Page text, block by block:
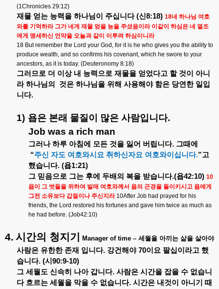
(1Chronicles 29:12)
재물 얻는 능력을 하나님이 주십니다(신8:18) 18네 하나님 여호
와를 기억하라 그가 네게 재물 얻을 능을 주셨음이라 이같이 하심은 네
열조
에게 맹세하신 언약을 오늘과 같이 이루려 하심이니라
18 But remember the Lord your God, for it is he who gives you the ability to
produce wealth, and so confirms his covenant, which he swore to your
ancestors, as it is today. (Deuteronomy 8:18)
그러므로 더 이상 내 능력으로 재물을 얻었다고 할 것이
아니
라 하나님의 것은 하나님을 위해 사용해야 함은 당연한 일입
니다.
1) 욥은 본래 물질이 많은 사람입니다.
Job was a rich man
그러나 하루 아침에 모든 것을 잃어 버립니다. 그때에
“주신 자도 여호와시요 취하신자요 여호와이십니다.”고
했습니다. (욥1:21)
그 믿음으로 그는 후에 두배의 복을 받습니다.(욥42:10) 10
욥이 그 벗들을 위하여 빌매 여호와께서 욥의 곤경을 돌이키시고 욥에게
그전 소유보다 갑절이나 주신지라 10After Job had prayed for his
friends, the Lord restored his fortunes and gave him twice as much as
he had before. (Job42:10)
4. 시간의 청지기 Manager of time – 세월을 아끼는 삶을 살아야
사람은 유한한 존재 입니다. 강건해야70이요 팔십이라고 했
습니다. (시 90:9-10)
그 세월도 신속히 나아 갑니다. 사람은 시간을 잡을 수 없습니
다 흐르는 세월을 막을 수 없습니다. 시간은 내것이 아니기
때